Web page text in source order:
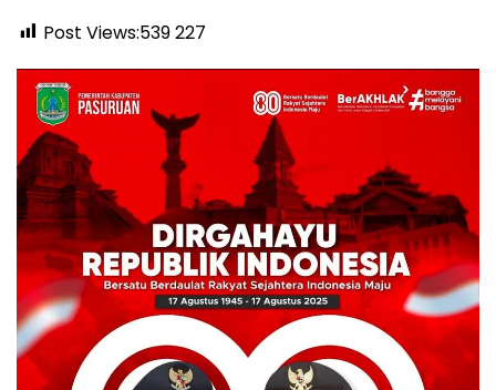
Post Views:539227